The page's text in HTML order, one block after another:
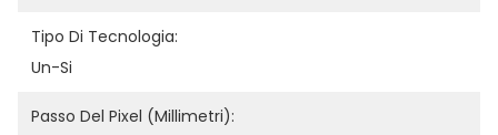
Tipo Di Tecnologia:
Un-Si
Passo Del Pixel (millimetri):